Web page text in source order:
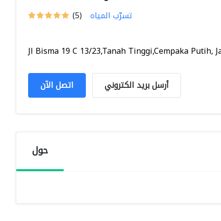
(5) تسرّب المياه
Jl Bisma 19 C 13/23,Tanah Tinggi,Cempaka Putih,
اتصل الآن أرسل بريد الكتروني
حول